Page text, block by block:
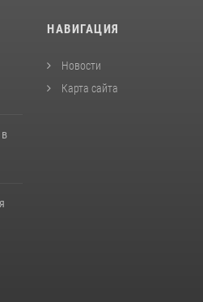
НАВИГАЦИЯ
Новости
Карта сайта